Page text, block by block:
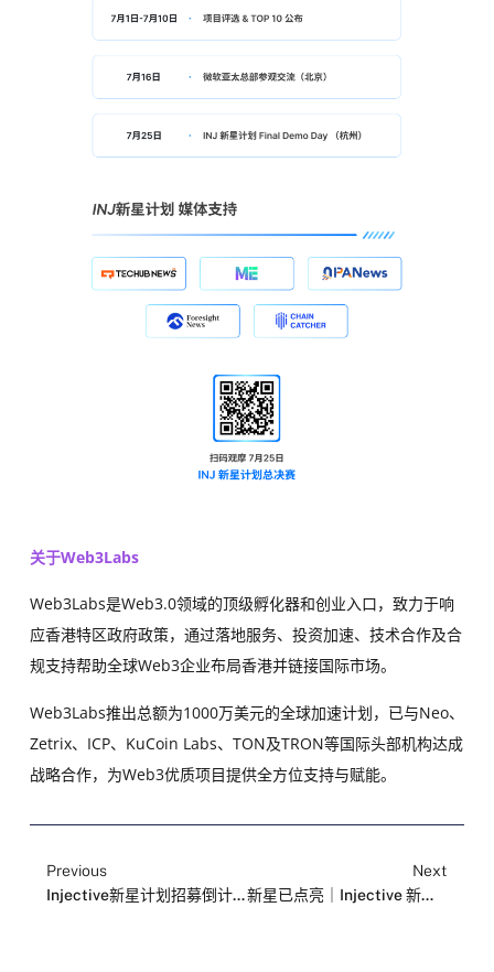
关于Web3Labs
Web3Labs是Web3.0领域的顶级孵化器和创业入口，致力于响
应香港特区政府政策，通过落地服务、投资加速、技术合作及合
规支持帮助全球Web3企业布局香港并链接国际市场。
Web3Labs推出总额为1000万美元的全球加速计划，已与Neo、
Zetrix、ICP、KuCoin Labs、TON及TRON等国际头部机构达成
战略合作，为Web3优质项目提供全方位支持与赋能。
Previous
Injective新星计划招募倒计时10天
Next
新星已点亮｜Injective 新星计划 Top 10 正式公布